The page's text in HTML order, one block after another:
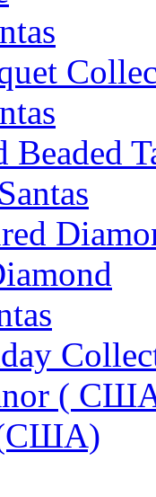
Beaded
(
(США)